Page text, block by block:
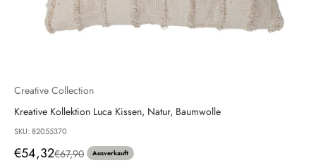
Creative Collection
Kreative Kollektion Luca Kissen, Natur, Baumwolle
SKU: 82055370
Angebot
€54,32Regulärer Preis
€67,90 Ausverkauft